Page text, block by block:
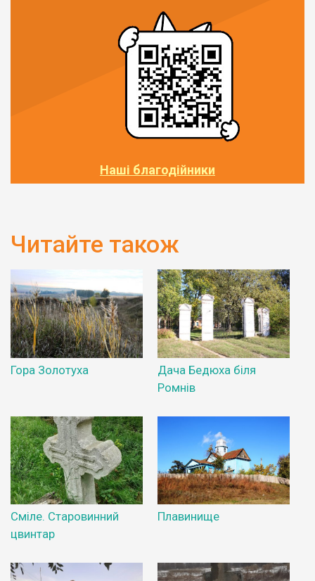
Наші благодійники
Читайте також
Гора Золотуха
Дача Бедюха біля
Ромнів
Сміле. Старовинний
цвинтар
Плавинище